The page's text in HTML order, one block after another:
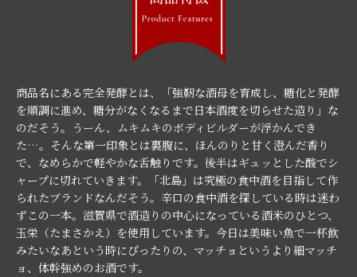
商品名にある完全発酵とは、「強靭な酒母を育成し、糖化と発酵
を順調に進め、糖分がなくなるまで日本酒度を切らせた造り」な
のだそう。うーん、ムキムキのボディビルダーが浮かんでき
た…。そんな第一印象とは裏腹に、ほんのりと甘く澄んだ香り
で、なめらかで軽やかな舌触りです。後半はギュッとした酸でシ
ャープに切れていきます。「北島」は究極の食中酒を目指して作
られたブランドなんだそう。辛口の食中酒を探している時は迷わ
ずこの一本。滋賀県で酒造りの中心になっている酒米のひとつ、
玉栄（たまさかえ）を使用しています。今日は美味い魚で一杯飲
みたいなあという時にぴったりの、マッチョというより細マッチ
ョ、体幹強めのお酒です。